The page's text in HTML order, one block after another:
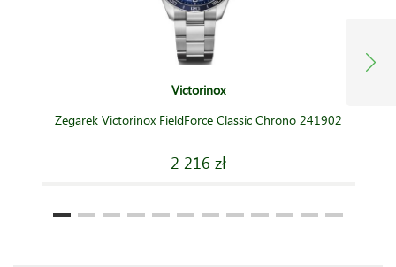
Victorinox
Zegarek Victorinox FieldForce Classic Chrono 241902
2 216 zł